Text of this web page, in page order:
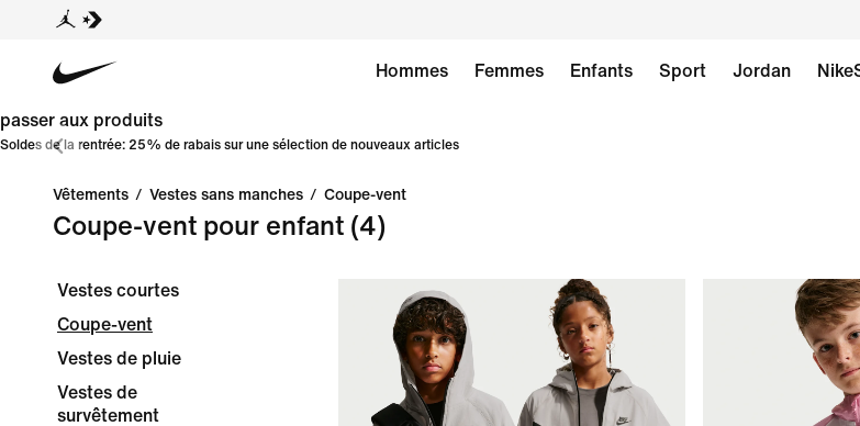
Hommes Femmes Enfants Sport Jordan
passer aux produits
Soldes de la rentrée: 25% de rabais sur une sélection de nouveaux articles
Vêtements / Vestes sans manches / Coupe-vent
Coupe-vent pour enfant (4)
Vestes courtes
Coupe-vent
Vestes de pluie
Vestes de
survêtement